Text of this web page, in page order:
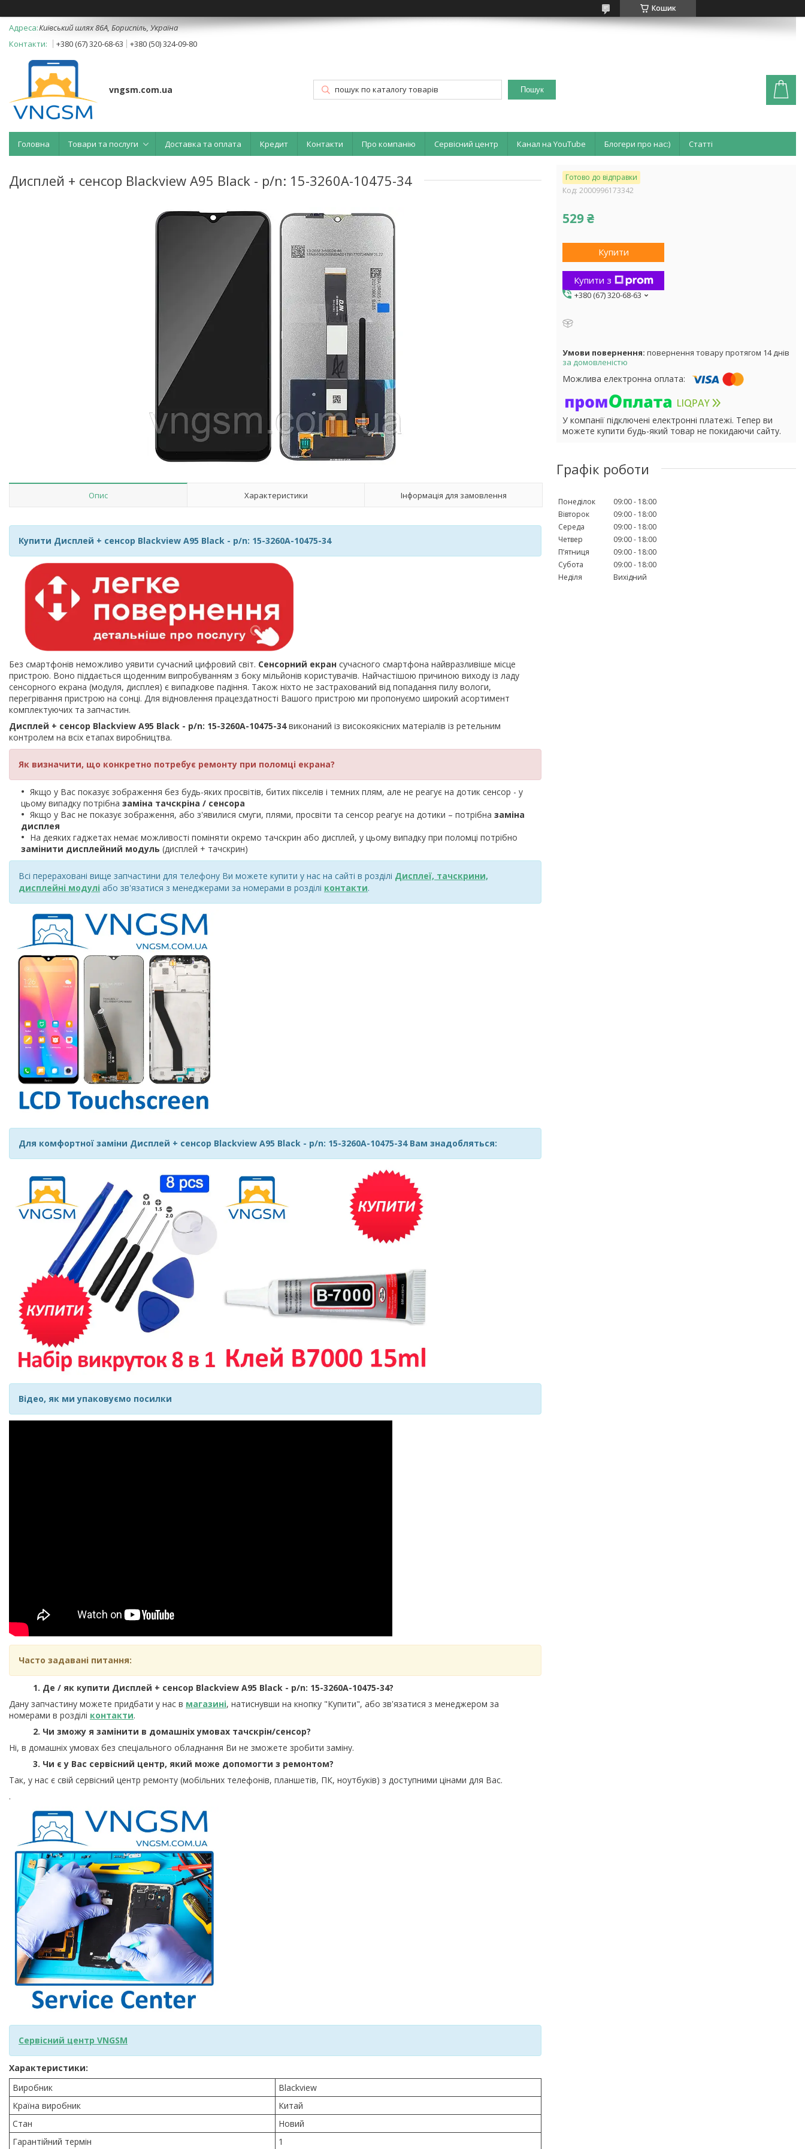
Кошик
Київський шлях 86А, Бориспіль, Україна
+380 (67) 320-68-63
+380 (50) 324-09-80
vngsm.com.ua Пошук
Головна Товари та послуги Доставка та оплата Кредит Контакти Про компанію Сервісний центр Канал на YouTube Блогери про нас:) Статті
Дисплей + сенсор Blackview A95 Black - p/n: 15-3260A-10475-34
Опис Характеристики Інформація для замовлення
Купити Дисплей + сенсор Blackview A95 Black - p/n: 15-3260A-10475-34
Без смартфонів неможливо уявити сучасний цифровий світ. Сенсорний екран сучасного смартфона найвразливіше місце
пристрою. Воно піддається щоденним випробуванням з боку мільйонів користувачів. Найчастішою причиною виходу із ладу
сенсорного екрана (модуля, дисплея) є випадкове падіння. Також ніхто не застрахований від попадання пилу вологи,
перегрівання пристрою на сонці. Для відновлення працездатності Вашого пристрою ми пропонуємо широкий асортимент
комплектуючих та запчастин.
Дисплей + сенсор Blackview A95 Black - p/n: 15-3260A-10475-34виконаний із високоякісних матеріалів із ретельним
контролем на всіх етапах виробництва.
Як визначити, що конкретно потребує ремонту при поломці екрана?
Якщо у Вас показує зображення без будь-яких просвітів, битих пікселів і темних плям, але не реагує на дотик сенсор - у
цьому випадку потрібна заміна тачскріна / сенсора
Якщо у Вас не показує зображення, або з'явилися смуги, плями, просвіти та сенсор реагує на дотики – потрібна заміна
дисплея
На деяких гаджетах немає можливості поміняти окремо тачскрин або дисплей, у цьому випадку при поломці потрібно
замінити дисплейний модуль (дисплей + тачскрин)
Всі перераховані вище запчастини для телефону Ви можете купити у нас на сайті в розділі Дисплеї, тачскрини,
дисплейні модулі або зв'язатися з менеджерами за номерами в розділі контакти.
Для комфортної заміни Дисплей + сенсор Blackview A95 Black - p/n: 15-3260A-10475-34 Вам знадобляться:
Відео, як ми упаковуємо посилки
Часто задавані питання:
1. Де / як купити Дисплей + сенсор Blackview A95 Black - p/n: 15-3260A-10475-34?
Дану запчастину можете придбати у нас в магазині, натиснувши на кнопку "Купити", або зв'язатися з менеджером за
номерами в розділі контакти.
2. Чи зможу я замінити в домашніх умовах тачскрін/сенсор?
Ні, в домашніх умовах без спеціального обладнання Ви не зможете зробити заміну.
3. Чи є у Вас сервісний центр, який може допомогти з ремонтом?
Так, у нас є свій сервісний центр ремонту (мобільних телефонів, планшетів, ПК, ноутбуків) з доступними цінами для Вас.
.
Сервісний центр VNGSM
Характеристики:
Виробник
Blackview
Країна виробник
Китай
Стан
Новий
Гарантійний термін
1
Готово до відправки
Код: 2000996173342
529 ₴
Купити
Купити з
+380 (67) 320-68-63
повернення товару протягом 14 днів
за домовленістю
У компанії підключені електронні платежі. Тепер ви
можете купити будь-який товар не покидаючи сайту.
Графік роботи
Понеділок 09:00
18:00
Вівторок
09:00
18:00
Середа
09:00
18:00
Четвер
09:00
18:00
Пʼятниця
09:00
18:00
Субота
09:00
18:00
Неділя
Вихідний